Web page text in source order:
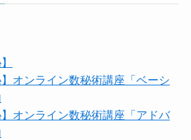
】オンライン数秘術講座「ベーシ
】オンライン数秘術講座「アドバ